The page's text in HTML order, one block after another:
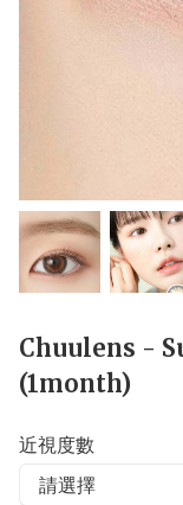
Chuulens -
(1month)
近視度數